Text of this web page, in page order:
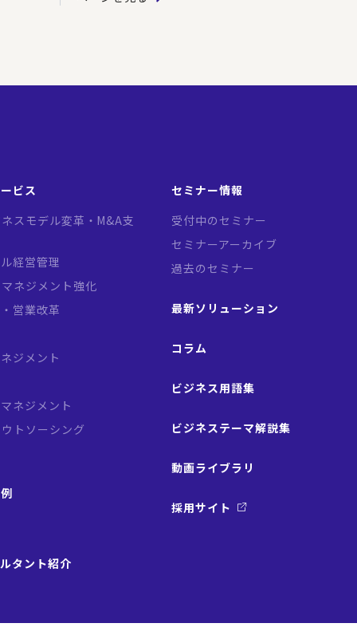
ビス
スモデル変革・M&A支
経営管理
ネジメント強化
営業改革
ジメント
ネジメント
トソーシング
タント紹介
セミナー情報
受付中のセミナー
セミナーアーカイブ
過去のセミナー
最新ソリューション
コラム
ビジネス用語集
ビジネステーマ解説集
動画ライブラリ
採用サイト